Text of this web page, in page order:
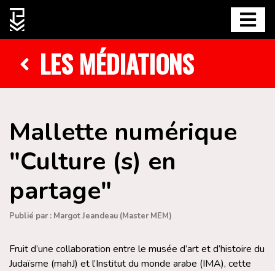
LES MÉDIATIONS
Mallette numérique
"Culture (s) en
partage"
Publié par : Margot Jeandeau (Master MEM)
Fruit d’une collaboration entre le musée d’art et d’histoire du
Judaïsme (mahJ) et l’Institut du monde arabe (IMA), cette